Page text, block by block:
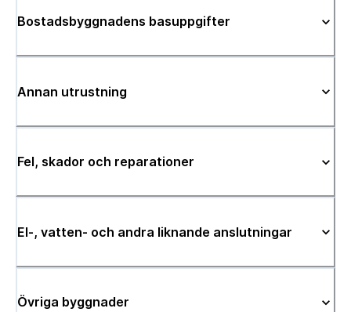
Bostadsbyggnadens basuppgifter
Annan utrustning
Fel, skador och reparationer
El-, vatten- och andra liknande anslutningar
Övriga byggnader